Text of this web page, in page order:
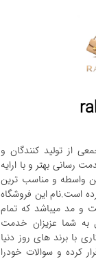
از تولید کنندگان و
رسانی بهتر و با ارایه
واسطه و مناسب ترین
کرده است.نام این فروشگاه
و مد میباشد که تمام
به شما عزیزان خدمت
با برند های روز دنیا
کرده و سوالات خودرا